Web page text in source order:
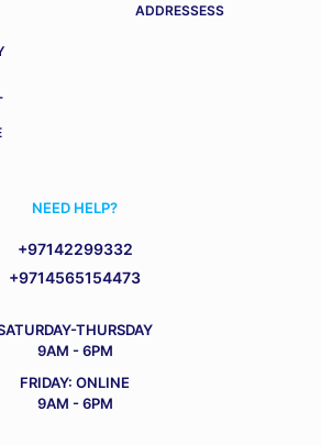
ADDRESSESS
NEED HELP?
+97142299332
+9714565154473
THURSDAY
9AM - 6PM
FRIDAY: ONLINE
9AM - 6PM